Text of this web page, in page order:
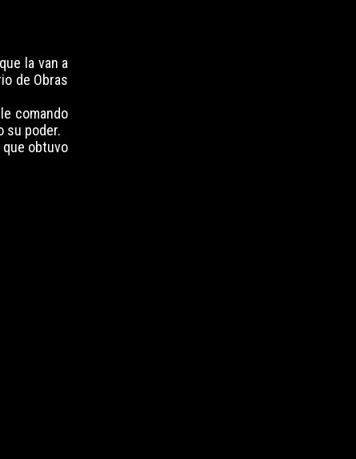
la van a
de Obras
comando
su poder.
obtuvo